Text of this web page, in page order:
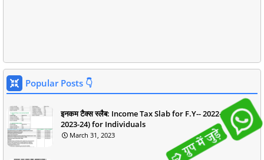
Popular Posts 👇
इनकम टैक्स स्लैब: Income Tax Slab for F.Y-- 2022-23 (A.Y--
2023-24) for Individuals
March 31, 2023